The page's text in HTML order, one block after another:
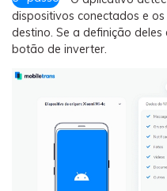
dispositivos conectados e
destino. Se a definição
botão de inverter.